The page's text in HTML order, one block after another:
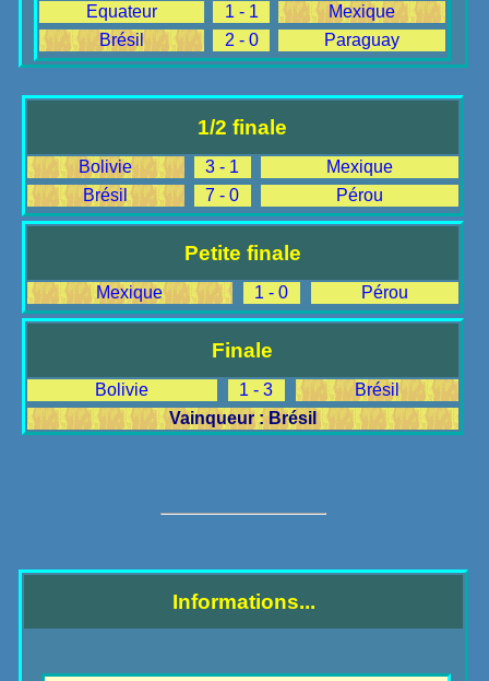
Equateur 1 - 1
Mexique
Brésil
2 - 0 Paraguay
1/2 finale
Bolivie 3 - 1
Mexique
Brésil
7 - 0 Pérou
Petite finale
Mexique 1 - 0 Pérou
Finale
Bolivie 1 - 3
Brésil
Vainqueur : Brésil
Informations...